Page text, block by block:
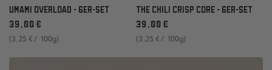
UMAMI OVERLOAD - 6ER-SET
Regulärer
Preis
39 ,00 €
Stückpreis
(3 ,25 € / pro
100g)
THE CHILI CRISP CORE - 6ER-SET
Regulärer
Preis
39 ,00 €
Stückpreis
(3 ,25 € / pro
100g)